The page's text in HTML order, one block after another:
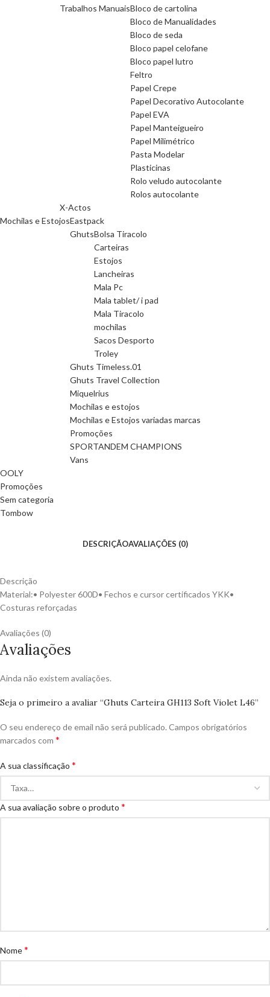
Trabalhos ManuaisBloco de cartolina
Bloco de Manualidades
Bloco de seda
Bloco papel celofane
Bloco papel lutro
Feltro
Papel Crepe
Papel Decorativo Autocolante
Papel EVA
Papel Manteigueiro
Papel Milimétrico
Pasta Modelar
Plasticinas
Rolo veludo autocolante
Rolos autocolante
X-Actos
Mochilas e EstojosEastpack
GhutsBolsa Tiracolo
Carteiras
Estojos
Lancheiras
Mala Pc
Mala tablet/ i pad
Mala Tiracolo
mochilas
Sacos Desporto
Troley
Ghuts Timeless.01
Ghuts Travel Collection
Miquelrius
Mochilas e estojos
Mochilas e Estojos variadas marcas
Promoções
SPORTANDEM CHAMPIONS
Vans
OOLY
Promoções
Sem categoria
Tombow
DESCRIÇÃOAVALIAÇÕES (0)
Descrição
Material:• Polyester 600D• Fechos e cursor certificados YKK•
Costuras reforçadas
Avaliações (0)
Avaliações
Ainda não existem avaliações.
Seja o primeiro a avaliar “Ghuts Carteira GH113 Soft Violet L46”
O seu endereço de email não será publicado.Campos obrigatórios
marcados com *
A sua classificação *
A sua avaliação sobre o produto *
Nome*